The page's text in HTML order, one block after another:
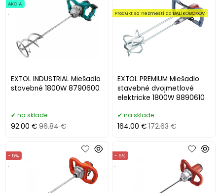
EXTOL INDUSTRIAL Miešadlo
stavebné 1800W 8790600
AKCIA
.
na sklade
92.00 € 96.84 €
EXTOL PREMIUM Miešadlo
stavebné dvojmetlové
elektricke 1800W 8890610
.
Produkt sa nezmestí do BALÍKOBOXOV
na sklade
164.00 € 172.63 €
- 5%
- 5%